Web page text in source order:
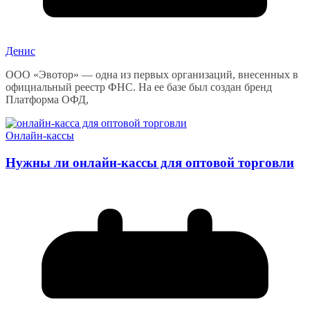
Денис
ООО «Эвотор» — одна из первых организаций, внесенных в
официальный реестр ФНС. На ее базе был создан бренд
Платформа ОФД,
Онлайн-кассы
Нужны ли онлайн-кассы для оптовой торговли